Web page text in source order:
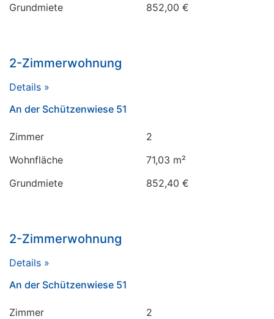
Grundmiete
852,00 €
2-Zimmerwohnung
Details »
An der Schützenwiese 51
Zimmer
2
Wohnfläche
71,03 m²
Grundmiete
852,40 €
2-Zimmerwohnung
Details »
An der Schützenwiese 51
Zimmer
2